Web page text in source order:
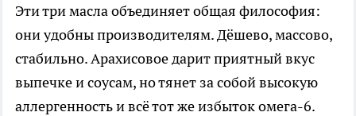
Эти три масла объединяет общая философия:
они удобны производителям. Дёшево, массово,
стабильно. Арахисовое дарит приятный вкус
выпечке и соусам, но тянет за собой высокую
аллергенность и всё тот же избыток омега-6.